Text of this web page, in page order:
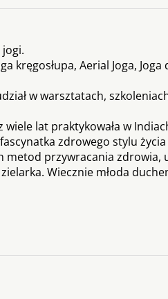
kręgosłupa, Aerial Joga, Joga
w warsztatach,
lat praktykowała w
zdrowego stylu życia
metod przywracania zdrowia,
Wiecznie młoda